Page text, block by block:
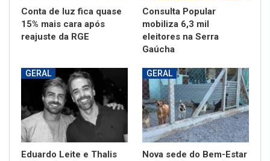
Conta de luz fica quase
15% mais cara após
reajuste da RGE
Consulta Popular
mobiliza 6,3 mil
eleitores na Serra
Gaúcha
GERAL
Eduardo Leite e Thalis
GERAL
Nova sede do Bem-Estar